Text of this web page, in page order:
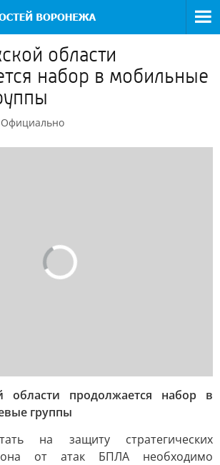
области
набор в мобильные
Официально
области продолжается набор в
группы
на защиту стратегических
от атак БПЛА необходимо